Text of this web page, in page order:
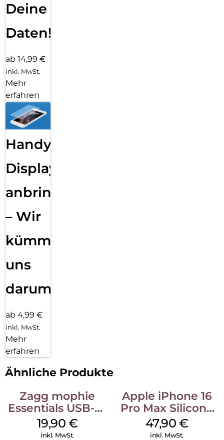
Deine
Daten!
ab 14,99 €
inkl. MwSt.
Mehr
erfahren
Handy
Displayfolie
anbringen
– Wir
kümmern
uns
darum!
ab 4,99 €
inkl. MwSt.
Mehr
erfahren
Ähnliche Produkte
Zagg mophie
Essentials USB-C-
20W Charger PD
Weiß
19,90 €
inkl. MwSt.
Apple iPhone 16
Pro Max Silicone
Case MagSafe
Black
47,90 €
inkl. MwSt.